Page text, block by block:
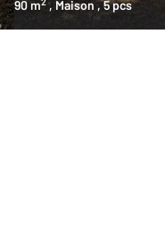
90 m , Maison , 5 pcs